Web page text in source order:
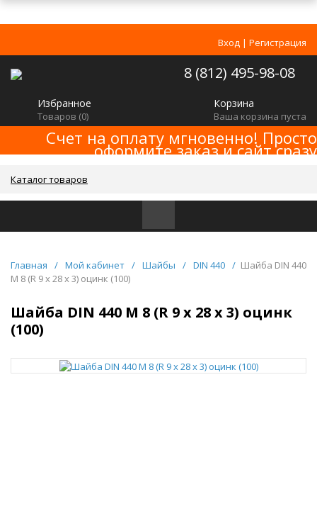
Вход | Регистрация
8 (812) 495-98-08
Избранное
Товаров (0)
Корзина
Ваша корзина пуста
Счет на оплату мгновенно! Просто
оформите заказ и сайт сразу
Каталог товаров
Главная / Мой кабинет / Шайбы / DIN 440 / Шайба DIN 440
M 8 (R 9 x 28 x 3) оцинк (100)
Шайба DIN 440 M 8 (R 9 x 28 x 3) оцинк
(100)